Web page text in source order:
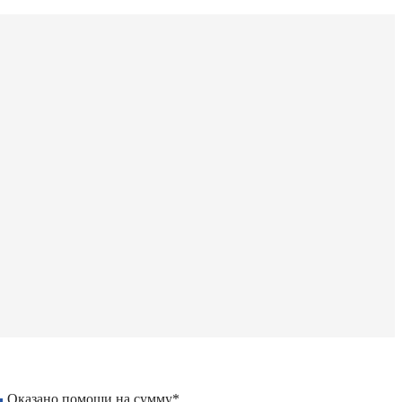
Оказано помощи на сумму*